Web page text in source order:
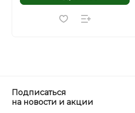
Подписаться
на новости и акции